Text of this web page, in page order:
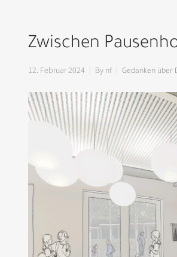
Zwischen
12. Februar 2024 By nf Gedanken über